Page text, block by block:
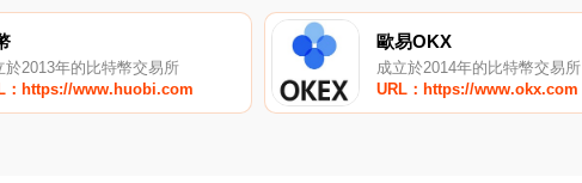
於2013年的比特幣交易所
：https://www.huobi.com
歐易OKX
成立於2014年的比特幣交易所
URL：https://www.okx.com